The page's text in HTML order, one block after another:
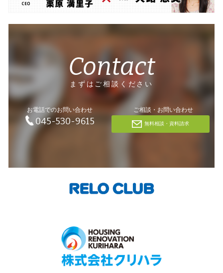
Contact
まずはご相談ください
お電話でのお問い合わせ
045-530-9615
ご相談・お問い合わせ
無料相談・資料請求